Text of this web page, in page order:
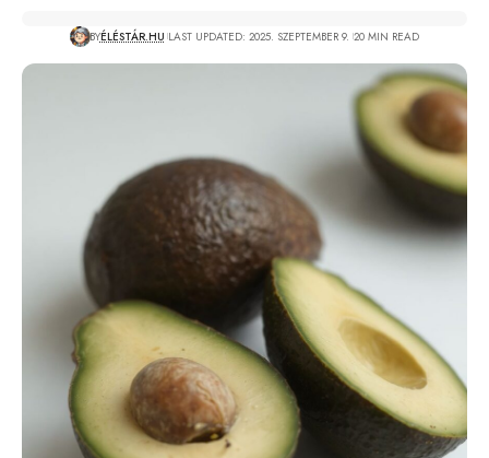
BYÉLÉSTÁR.HU LAST UPDATED: 2025. SZEPTEMBER 9. 20 MIN READ